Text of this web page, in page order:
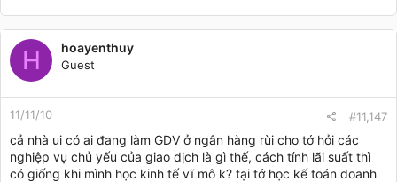
H hoayenthuy
Guest
11/11/10 #11,147
cả nhà ui có ai đang làm GDV ở ngân hàng rùi cho tớ hỏi các
nghiệp vụ chủ yếu của giao dịch là gì thế, cách tính lãi suất thì
có giống khi mình học kinh tế vĩ mô k? tại tớ học kế toán doanh